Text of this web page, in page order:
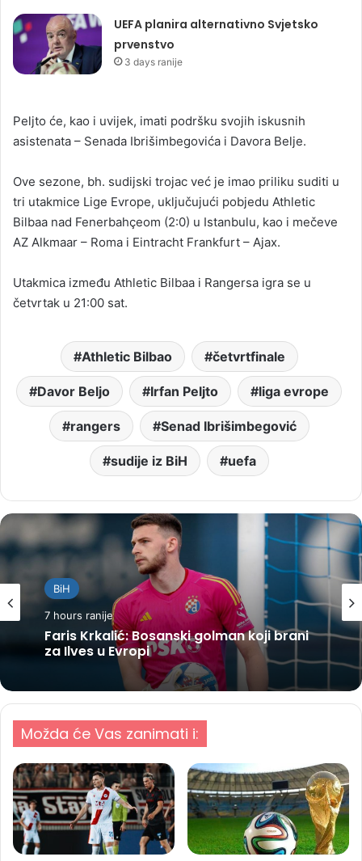
UEFA planira alternativno Svjetsko
prvenstvo
3 days ranije
Peljto će, kao i uvijek, imati podršku svojih iskusnih
asistenata – Senada Ibrišimbegovića i Davora Belje.
Ove sezone, bh. sudijski trojac već je imao priliku suditi u
tri utakmice Lige Evrope, uključujući pobjedu Athletic
Bilbaa nad Fenerbahçeom (2:0) u Istanbulu, kao i mečeve
AZ Alkmaar – Roma i Eintracht Frankfurt – Ajax.
Utakmica između Athletic Bilbaa i Rangersa igra se u
četvrtak u 21:00 sat.
Athletic Bilbao četvrtfinale
Davor Beljo Irfan Peljto liga evrope
rangers Senad Ibrišimbegović
sudije iz BiH uefa
BiH
7 hours ranije
Faris Krkalić: Bosanski golman koji brani
za Ilves u Evropi
Možda će Vas zanimati i: